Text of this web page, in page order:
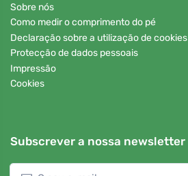
Sobre nós
Como medir o comprimento do pé
Declaração sobre a utilização de cookies
Protecção de dados pessoais
Impressão
Cookies
Subscrever a nossa newsletter